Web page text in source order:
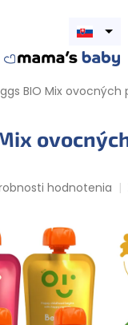
Otvoriť
BIO Mix ovocných
hodnotenia